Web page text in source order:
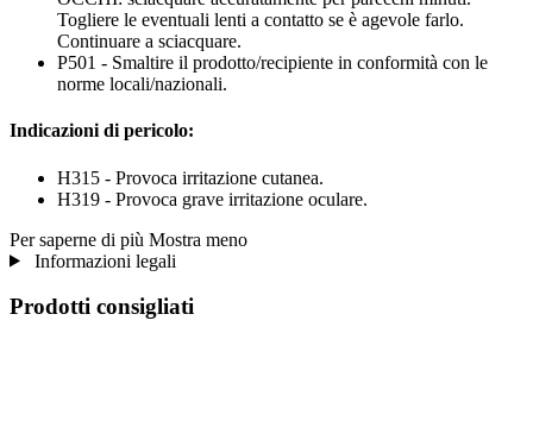
Togliere le eventuali lenti a contatto se è agevole farlo.
Continuare a sciacquare.
P501 - Smaltire il prodotto/recipiente in conformità con le
norme locali/nazionali.
Indicazioni di pericolo:
H315 - Provoca irritazione cutanea.
H319 - Provoca grave irritazione oculare.
Per saperne di più Mostra meno
Informazioni legali
Prodotti consigliati